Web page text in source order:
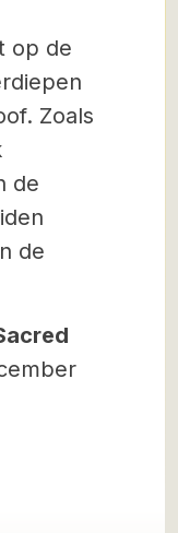
op de
Zoals
de
de